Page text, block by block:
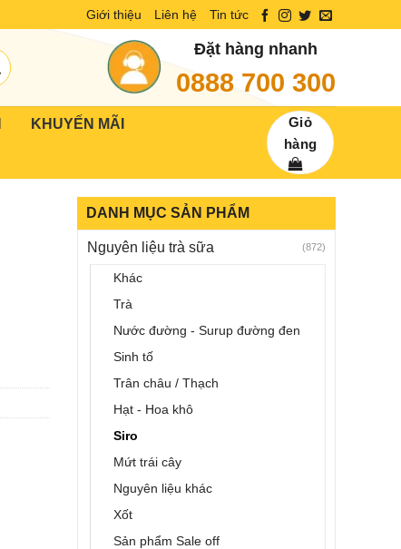
Giới thiệu Liên hệ Tin tức
Đặt hàng nhanh
0888 700 300
KHUYẾN MÃI
Giỏ
hàng
DANH MỤC SẢN PHẨM
Nguyên liệu trà sữa (872)
Khác
Trà
Nước đường - Surup đường đen
Sinh tố
Trân châu / Thạch
Hạt - Hoa khô
Siro
Mứt trái cây
Nguyên liệu khác
Xốt
Sản phẩm Sale off